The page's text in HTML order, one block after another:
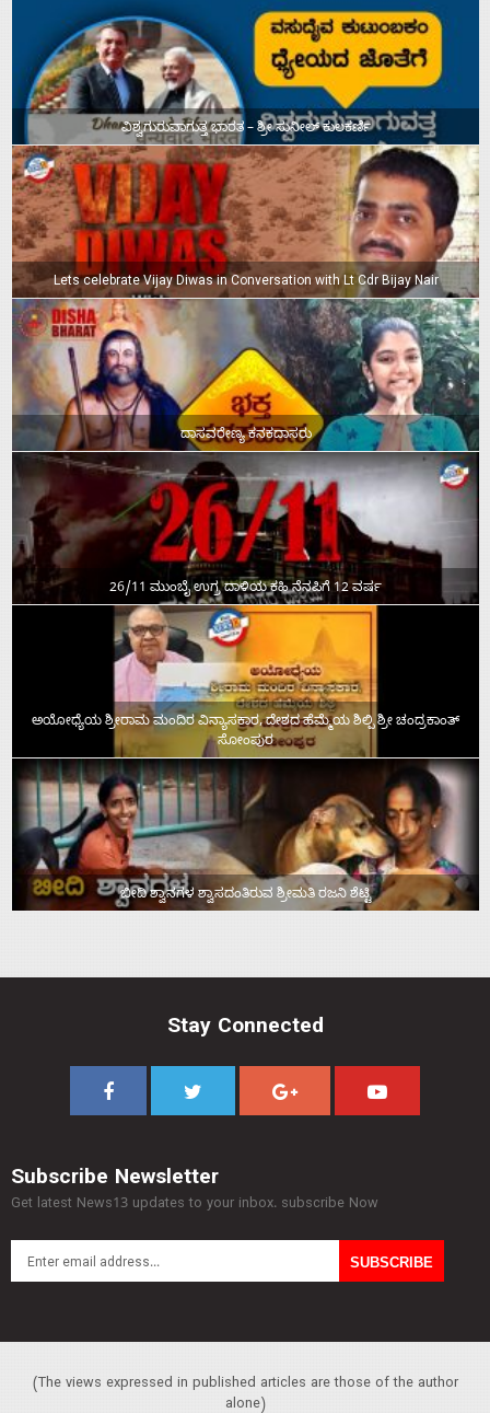
ವಿಶ್ವಗುರುವಾಗುತ್ತ ಭಾರತ – ಶ್ರೀ ಸುನೀಲ್‌ ಕುಲಕರ್ಣಿ
Lets celebrate Vijay Diwas in Conversation with Lt Cdr Bijay Nair
ದಾಸವರೇಣ್ಯ ಕನಕದಾಸರು
26/11 ಮುಂಬೈ ಉಗ್ರ ದಾಳಿಯ ಕಹಿ ನೆನಪಿಗೆ 12 ವರ್ಷ
ಅಯೋಧ್ಯೆಯ ಶ್ರೀರಾಮ ಮಂದಿರ ವಿನ್ಯಾಸಕಾರ, ದೇಶದ ಹೆಮ್ಮೆಯ ಶಿಲ್ಪಿ ಶ್ರೀ ಚಂದ್ರಕಾಂತ್‌
ಸೋಂಪುರ
ಬೀದಿ ಶ್ವಾನಗಳ ಶ್ವಾಸದಂತಿರುವ ಶ್ರೀಮತಿ ರಜನಿ ಶೆಟ್ಟಿ
Stay Connected
Subscribe Newsletter
Get latest News13 updates to your inbox. subscribe Now
(The views expressed in published articles are those of the author
alone)